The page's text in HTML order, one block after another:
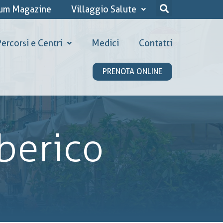
Magazine Villaggio Salute
e Centri Medici Contatti
PRENOTA ONLINE